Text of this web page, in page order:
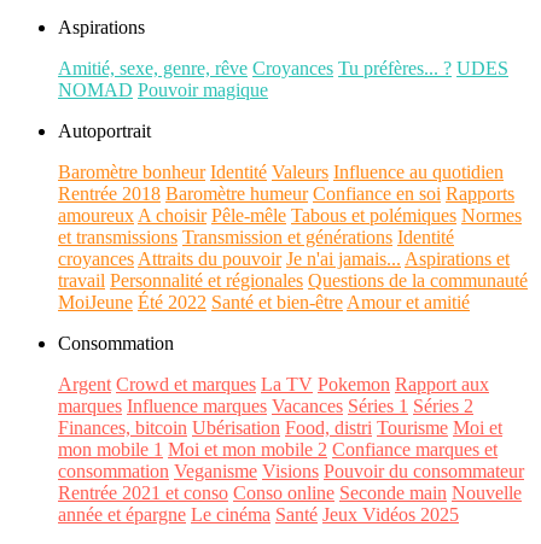
Aspirations
Amitié, sexe, genre, rêve Croyances Tu préfères... ? UDES
NOMAD Pouvoir magique
Autoportrait
Baromètre bonheur Identité Valeurs Influence au quotidien
Rentrée 2018 Baromètre humeur Confiance en soi Rapports
amoureux A choisir Pêle-mêle Tabous et polémiques Normes
et transmissions Transmission et générations Identité
croyances Attraits du pouvoir Je n'ai jamais... Aspirations et
travail Personnalité et régionales Questions de la communauté
MoiJeune Été 2022 Santé et bien-être Amour et amitié
Consommation
Argent Crowd et marques La TV Pokemon Rapport aux
marques Influence marques Vacances Séries 1 Séries 2
Finances, bitcoin Ubérisation Food, distri Tourisme Moi et
mon mobile 1 Moi et mon mobile 2 Confiance marques et
consommation Veganisme Visions Pouvoir du consommateur
Rentrée 2021 et conso Conso online Seconde main Nouvelle
année et épargne Le cinéma Santé Jeux Vidéos 2025